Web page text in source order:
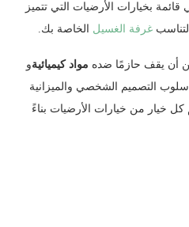
بخيارات الأرضيات التي تتميز
غرفة الغسيل الخاصة بك.
أن يقف حازمًا ضده مواد كيميائيةو
التصميم الشخصي والميزانية
كل خيار من خيارات الأرضيات بناءً